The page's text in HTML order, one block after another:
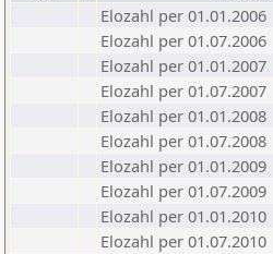
Elozahl per 01.01.2006
Elozahl per 01.07.2006
Elozahl per 01.01.2007
Elozahl per 01.07.2007
Elozahl per 01.01.2008
Elozahl per 01.07.2008
Elozahl per 01.01.2009
Elozahl per 01.07.2009
Elozahl per 01.01.2010
Elozahl per 01.07.2010